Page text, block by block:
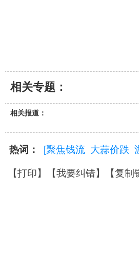
相关专题：
相关报道：
热词： [聚焦钱流 大蒜价跌
【打印】【我要纠错】【复制